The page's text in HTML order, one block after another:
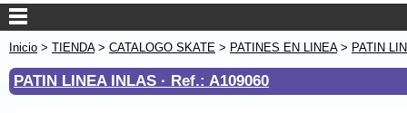
Inicio > TIENDA> CATALOGO SKATE > PATINES EN LINEA> PATIN
PATIN LINEA INLAS · Ref.: A109060